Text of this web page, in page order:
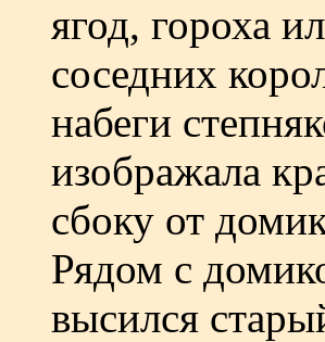
ягод, гороха
соседних
набеги
изображала
сбоку от
Рядом с
высился